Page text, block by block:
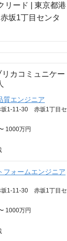
カコミュニケー
質エンジニア
坂1-11-30 赤坂1丁目セ
1000万円
フォームエンジニア
坂1-11-30 赤坂1丁目セ
1000万円